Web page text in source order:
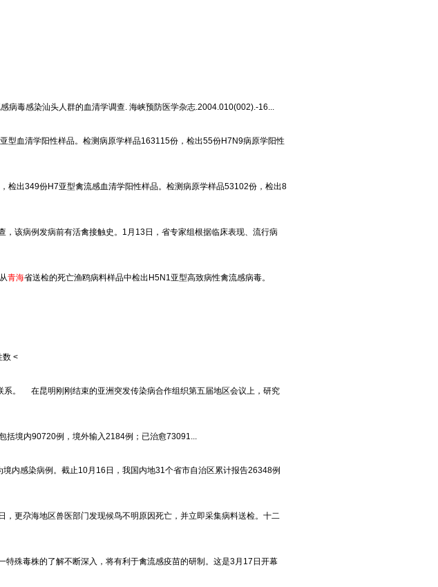
病毒感染汕头人群的血清学调查. 海峡预防医学杂志.2004.010(002).-16...
血清学阳性样品。检测病原学样品163115份，检出55份H7N9病原学阳性
出349份H7亚型禽流感血清学阳性样品。检测病原学样品53102份，检出8
该病例发病前有活禽接触史。1月13日，省专家组根据临床表现、流行病
青海省送检的死亡渔鸥病料样品中检出H5N1亚型高致病性禽流感病毒。
数 <
系。 在昆明刚刚结束的亚洲突发传染病合作组织第五届地区会议上，研究
内90720例，境外输入2184例；已治愈73091...
内感染病例。截止10月16日，我国内地31个省市自治区累计报告26348例
尕海地区兽医部门发现候鸟不明原因死亡，并立即采集病料送检。十二
殊毒株的了解不断深入，将有利于禽流感疫苗的研制。这是3月17日开幕